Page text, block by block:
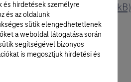
szolgáltatás(PDF, 251 kB)
kB)
és hirdetések személyre
és az oldalunk
sütik elengedhetetlenek
a weboldal látogatása során
segítségével bizonyos
is megosztjuk hirdetési és